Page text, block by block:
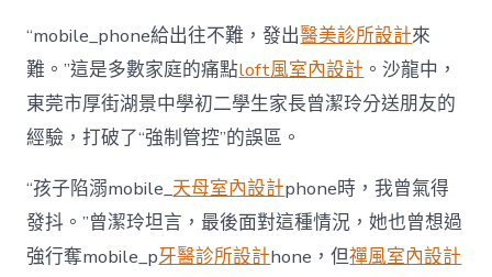
“mobile_phone給出往不難，發出醫美診所設計來
難。”這是多數家庭的痛點loft風室內設計 。沙龍中，
東莞市厚街湖景中學初二學生家長曾潔玲分送朋友的
經驗，打破了“強制管控”的誤區。
“孩子陷溺mobile_天母室內設計phone時，我曾氣得
發抖。”曾潔玲坦言，最後面對這種情況，她也曾想過
強行奪mobile_p牙醫診所設計hone，但禪風室內設計